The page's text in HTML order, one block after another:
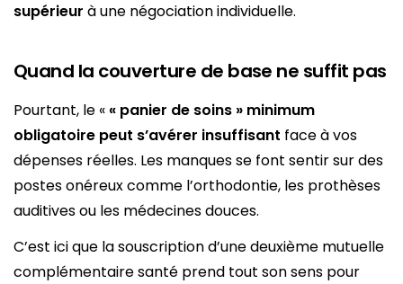
supérieur à une négociation individuelle.
Quand la couverture de base ne suffit pas
Pourtant, le « « panier de soins » minimum
obligatoire peut s’avérer insuffisant face à vos
dépenses réelles. Les manques se font sentir sur des
postes onéreux comme l’orthodontie, les prothèses
auditives ou les médecines douces.
C’est ici que la souscription d’une deuxième mutuelle
complémentaire santé prend tout son sens pour